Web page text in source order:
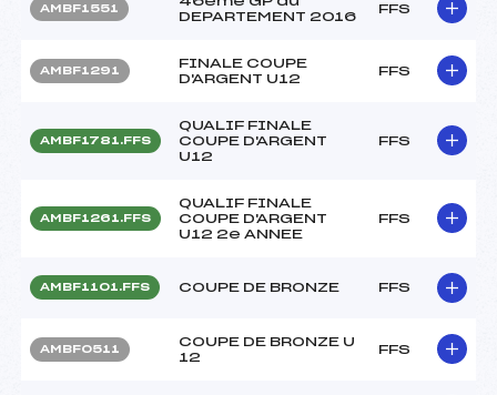
AMBF1551
DEPARTEMENT 2016
FFS
AMBF1291
FINALE COUPE
D'ARGENT U12
FFS
AMBF1781.FFS
QUALIF FINALE
COUPE D'ARGENT
U12
FFS
AMBF1261.FFS
QUALIF FINALE
COUPE D'ARGENT
U12 2e ANNEE
FFS
AMBF1101.FFS COUPE DE BRONZE FFS
AMBF0511
COUPE DE BRONZE U
12
FFS